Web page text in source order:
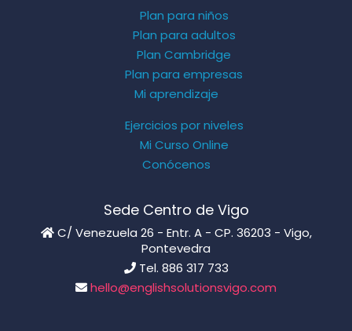
Plan para niños
Plan para adultos
Plan Cambridge
Plan para empresas
Mi aprendizaje
Ejercicios por niveles
Mi Curso Online
Conócenos
Sede Centro de Vigo
C/ Venezuela 26 - Entr. A - CP. 36203 - Vigo,
Pontevedra
Tel. 886 317 733
hello@englishsolutionsvigo.com